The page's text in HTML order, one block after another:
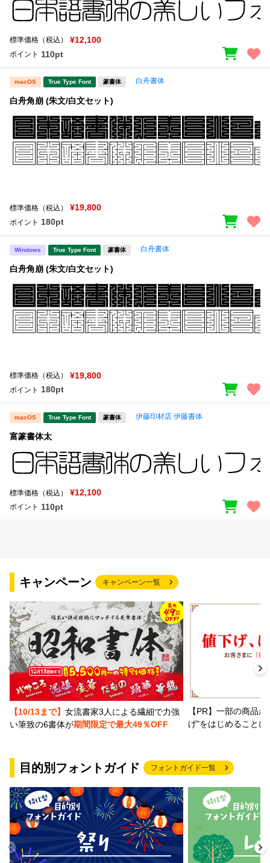
標準価格（税込） ¥12,100
ポイント 110pt
macOS True Type Font 篆書体 白舟書体
白舟角崩 (朱文/白文セット)
標準価格（税込） ¥19,800
ポイント 180pt
Windows True Type Font 篆書体 白舟書体
白舟角崩 (朱文/白文セット)
標準価格（税込） ¥19,800
ポイント 180pt
macOS True Type Font 篆書体 伊藤印材店 伊藤書体
富篆書体太
標準価格（税込） ¥12,100
ポイント 110pt
キャンペーン キャンペーン一覧
【10/13まで】 女流書家3人による繊細で力強
い筆致の6書体が期間限定で最大49％OFF
【PR】一部の商品
げ"をはじめること
目的別フォントガイド フォントガイド一覧